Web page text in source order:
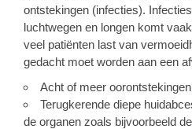
ontstekingen (infecties).
luchtwegen en longen komt
veel patiënten last van
gedacht moet worden aan een
Acht of meer
Terugkerende diepe
de organen zoals bijvoorbeeld